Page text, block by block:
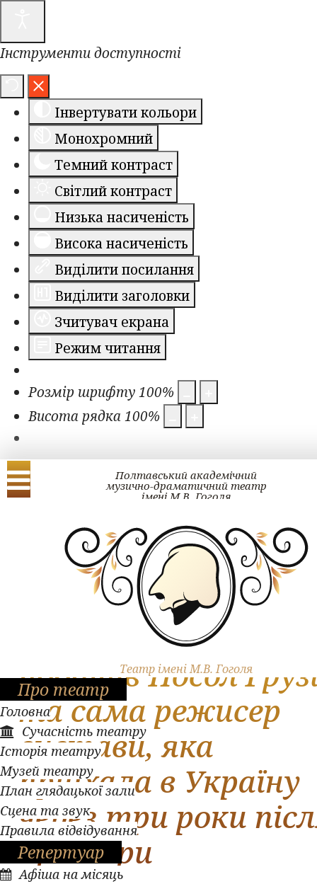
Інструменти доступності
Інвертувати кольори
Монохромний
Темний контраст
Світлий контраст
Низька насиченість
Висока насиченість
Виділити посилання
Виділити заголовки
Зчитувач екрана
Режим читання
Розмір шрифту100%
Висота рядка100%
Театр імені М.В. Гоголя
Про театр
Головна
Сучасність театру
Історія театру
Музей театру
План глядацької зали
Сцена та звук
Правила відвідування
Репертуар
Афіша на місяць
Полтавський академічний
музично-драматичний театр
імені М.В. Гоголя
ЗМІ про нас
«Хануму» гоголівців
побачив Посол
та сама режисер
вистави, яка
приїхала в Україну
через три роки
прем’єри